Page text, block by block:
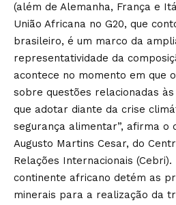
(além de Alemanha, França e
União Africana no G20, que
brasileiro, é um marco da
representatividade da
acontece no momento em que
sobre questões relacionadas
que adotar diante da crise
segurança alimentar”, afirma o
Augusto Martins Cesar, do
Relações Internacionais
continente africano detém as
minerais para a realização da